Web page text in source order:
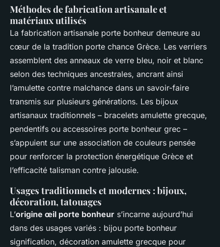
Méthodes de fabrication artisanale et
matériaux utilisés
La fabrication artisanale porte bonheur demeure au
cœur de la tradition porte chance Grèce. Les verriers
assemblent des anneaux de verre bleu, noir et blanc
selon des techniques ancestrales, ancrant ainsi
l’amulette contre malchance dans un savoir-faire
transmis sur plusieurs générations. Les bijoux
artisanaux traditionnels – bracelets amulette grecque,
pendentifs ou accessoires porte bonheur grec –
s’appuient sur une association de couleurs pensée
pour renforcer la protection énergétique Grèce et
l’efficacité talisman contre jalousie.
Usages traditionnels et modernes : bijoux,
décoration, tatouages
L’origine œil porte bonheur s’incarne aujourd’hui
dans des usages variés : bijou porte bonheur
signification, décoration amulette grecque pour